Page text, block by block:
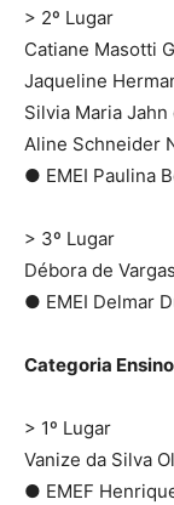
> 2º Lugar
Catiane Masotti
Jaqueline
Silvia Maria Jahn
Aline Schneider
● EMEI Paulina
> 3º Lugar
Débora de
● EMEI Delmar
Categoria
> 1º Lugar
Vanize da Silva
● EMEF